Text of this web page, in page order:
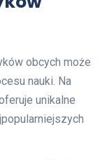
obcych może
nauki. Na
unikalne